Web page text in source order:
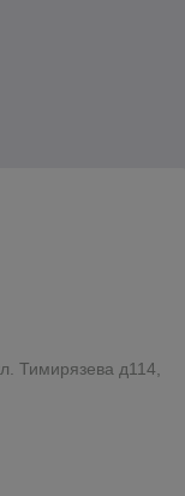
Тимирязева д114,